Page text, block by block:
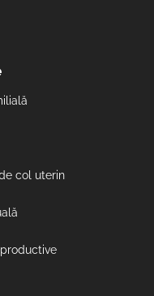
col uterin